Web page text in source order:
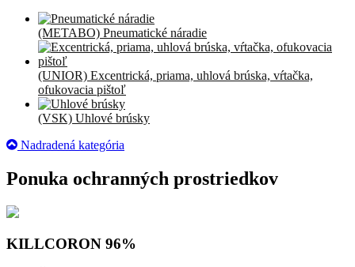
(METABO) Pneumatické náradie
(UNIOR) Excentrická, priama, uhlová brúska, vŕtačka,
ofukovacia pištoľ
(VSK) Uhlové brúsky
Nadradená kategória
Ponuka ochranných prostriedkov
KILLCORON 96%